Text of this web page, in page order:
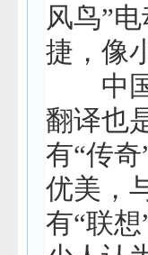
风鸟”
捷，像
中
翻译也
有“传奇
优美，
有“联想